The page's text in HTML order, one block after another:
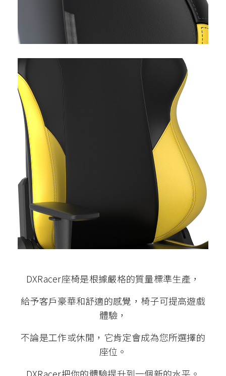
DXRacer座椅是根據嚴格的質量標準生產，
給予客戶豪華和舒適的感覺，椅子可提高遊戲
體驗，
不論是工作或休閒，它肯定會成為您所選擇的
座位。